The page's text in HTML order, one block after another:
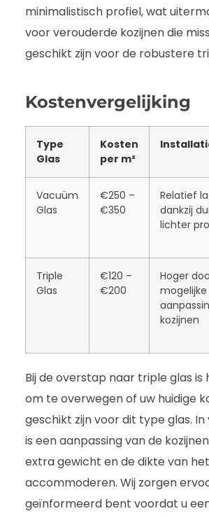
minimalistisch profiel, wat
voor verouderde kozijnen die
geschikt zijn voor de robustere
Kostenvergelijking
Type
Glas
Kosten
per m²
Vacuüm
Glas
€250 –
€350
Relatief
dankzij
lichter
Triple
Glas
€120 –
€200
Hoger
mogelijke
kozijnen
Bij de overstap naar triple glas is
om te overwegen of uw huidige
geschikt zijn voor dit type glas.
is een aanpassing van de
extra gewicht en de dikte van
accommoderen. Wij zorgen
geïnformeerd bent voordat u